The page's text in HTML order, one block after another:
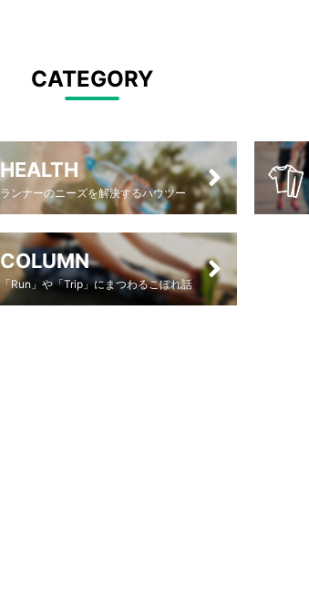
CATEGORY
HEALTH
ランナーのニーズを解決するハウツー
COLUMN
「Run」や「Trip」にまつわるこぼれ話